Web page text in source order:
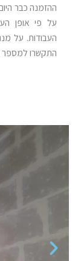
ההזמנה כבר
על פי אופן
העבודות. על
התקשרו למספר